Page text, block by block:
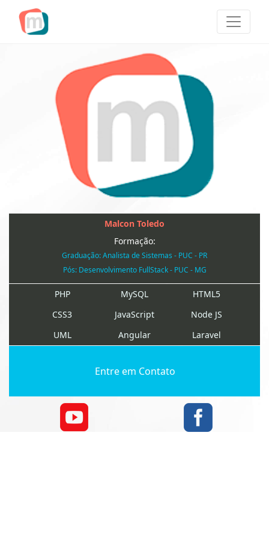
Malcon Toledo
Formação:
Graduação: Analista de Sistemas - PUC - PR
Pós: Desenvolvimento FullStack - PUC - MG
PHP MySQL
HTML5
CSS3
JavaScript
Node JS
UML
Angular Laravel
Entre em Contato